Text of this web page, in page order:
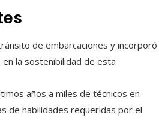
de embarcaciones y incorporó
la sostenibilidad de esta
años a miles de técnicos en
de habilidades requeridas por el